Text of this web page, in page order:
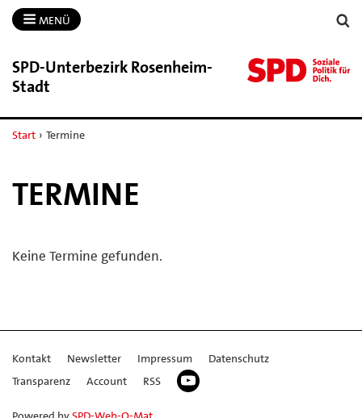
MENÜ
SPD-​Unterbezirk Rosenheim-​
Stadt
Start › Termine
TERMINE
Keine Termine gefunden.
Kontakt Newsletter Impressum
Datenschutz
Transparenz
Account RSS